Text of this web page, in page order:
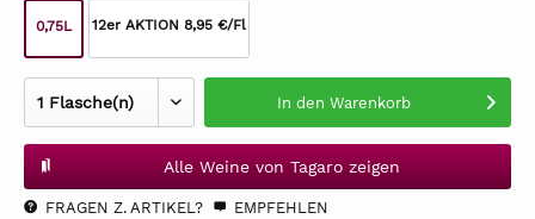
0,75L 12er AKTION 8,95 €/Fl
In den Warenkorb
Alle Weine von Tagaro zeigen
FRAGEN Z. ARTIKEL? EMPFEHLEN